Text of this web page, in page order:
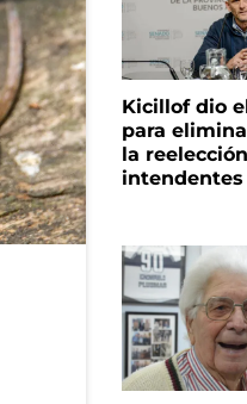
Kicillof dio
para
la
intendentes